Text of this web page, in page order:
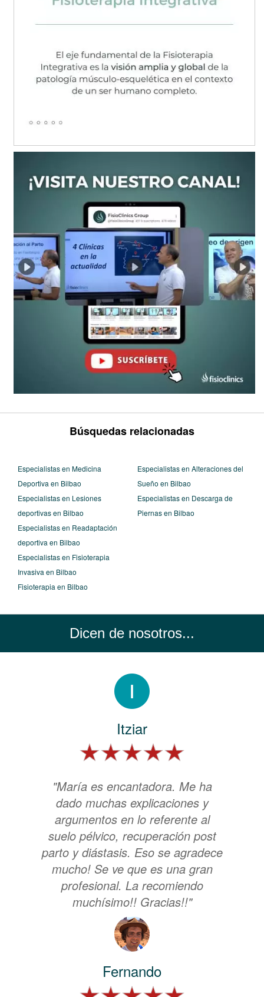
Búsquedas relacionadas
Especialistas en Medicina
Deportiva en Bilbao
Especialistas en Lesiones
deportivas en Bilbao
Especialistas en Readaptación
deportiva en Bilbao
Especialistas en Fisioterapia
Invasiva en Bilbao
Fisioterapia en Bilbao
Especialistas en Alteraciones del
Sueño en Bilbao
Especialistas en Descarga de
Piernas en Bilbao
Dicen de nosotros...
Itziar
"María es encantadora. Me ha
dado muchas explicaciones y
argumentos en lo referente al
suelo pélvico, recuperación post
parto y diástasis. Eso se agradece
mucho! Se ve que es una gran
profesional. La recomiendo
muchísimo!! Gracias!!"
Fernando